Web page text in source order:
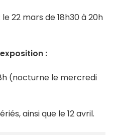
22 mars de 18h30 à 20h
:
(nocturne le mercredi
ainsi que le 12 avril.